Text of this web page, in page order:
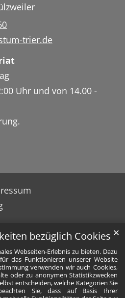
bezüglich Cookies
Webseiten-Erlebnis zu bieten. Dazu
das Funktionieren unserer Website
verwenden wir auch Cookies,
oder zu anonymen Statistikzwecken
entscheiden, welche Kategorien Sie
Sie, dass auf Basis Ihrer
✕
trier.de
Uhr und von 14.00 -